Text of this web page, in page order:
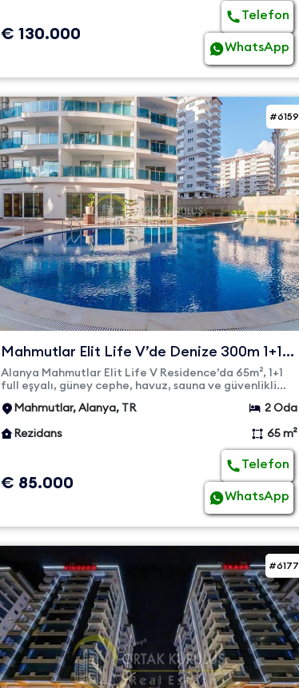
€ 130.000
Telefon
WhatsApp
#6159
Mahmutlar Elit Life V’de Denize 300m 1+1
Full Eşyalı Daire
Alanya Mahmutlar Elit Life V Residence’da 65m², 1+1
full eşyalı, güney cephe, havuz, sauna ve güvenlikli
Mahmutlar, Alanya, TR
2 Oda
Rezidans
65 m²
€ 85.000
Telefon
WhatsApp
#6177